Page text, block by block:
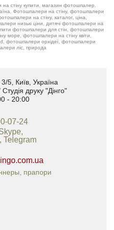
стіну купити, магазин фотошпалер.
Фотошпалери на стіну, фотошпалери
на стіну, каталог, ціна,
дитячі фотошпалери на
фотошпалери для стін, фотошпалери
море, фотошпалери на стіну квіти,
фотошпалери орхідеї, фотошпалери
ліс, природа
3/5, Київ, Україна
Студія друку "Дінго"
9:00 - 20:00
07-24
Telegram
прапори